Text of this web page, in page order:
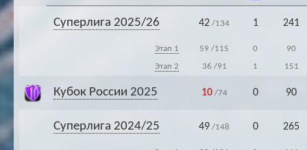
Суперлига 2025/26 42 /134 1 241
Этап 1 59 /115 0
90
Этап 2
36 /91 1 151
Кубок России 2025 10/74 0 90
Суперлига 2024/25 49 /148 0 265